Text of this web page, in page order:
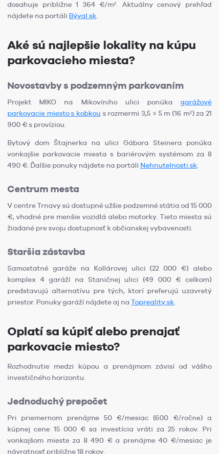
dosahuje približne 1 364 €/m². Aktuálny cenový prehľad
nájdete na portáli Býval.sk
Aké sú najlepšie lokality na kúpu
parkovacieho miesta?
Novostavby s podzemným parkovaním
Projekt MIKO na Mikovíniho ulici ponúka garážové
parkovacie miesto s kobkou s rozmermi 3,5 × 5 m (16 m²) za 21
900 € s províziou.
Bytový dom Štajnerka na ulici Gábora Steinera ponúka
vonkajšie parkovacie miesta s bariérovým systémom za 8
490 €. Ďalšie ponuky nájdete na portáli Nehnutelnosti.sk
Centrum mesta
V centre Trnavy sú dostupné užšie podzemné státia od 15 000
€, vhodné pre menšie vozidlá alebo motorky. Tieto miesta sú
žiadané pre svoju dostupnosť k občianskej vybavenosti.
Staršia zástavba
Samostatné garáže na Kollárovej ulici (22 000 €) alebo
komplex 4 garáží na Staničnej ulici (49 000 € celkom)
predstavujú alternatívu pre tých, ktorí preferujú uzavretý
priestor. Ponuky garáží nájdete aj na Topreality.sk
Oplatí sa kúpiť alebo prenajať
parkovacie miesto?
Rozhodnutie medzi kúpou a prenájmom závisí od vášho
investičného horizontu.
Jednoduchý prepočet
Pri priemernom prenájme 50 €/mesiac (600 €/ročne) a
kúpnej cene 15 000 € sa investícia vráti za 25 rokov. Pri
vonkajšom mieste za 8 490 € a prenájme 40 €/mesiac je
návratnosť približne 18 rokov.